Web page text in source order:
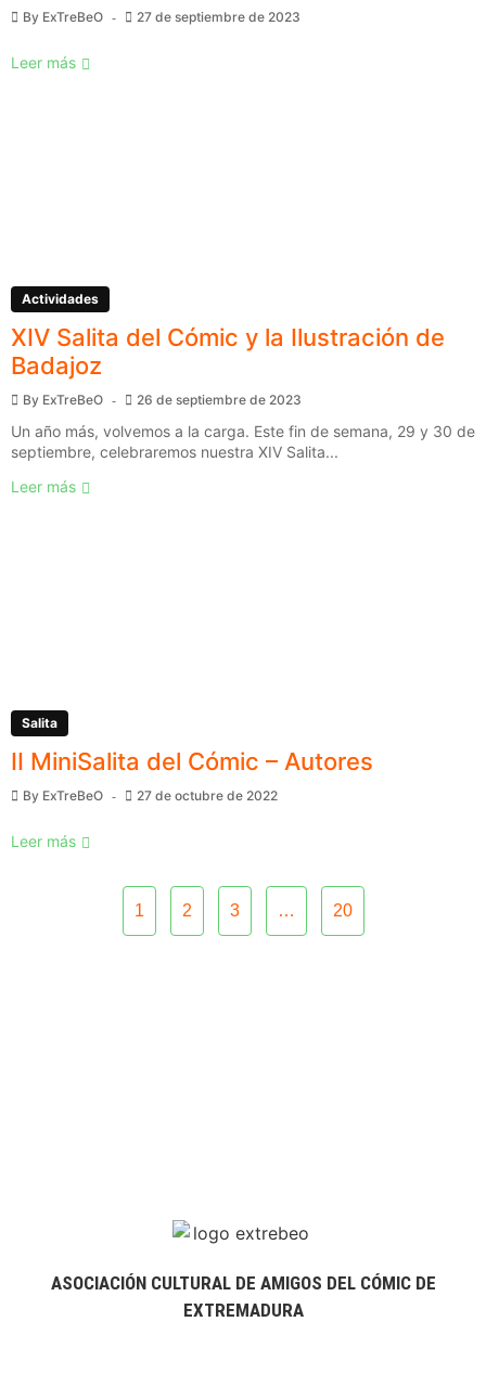
By ExTreBeO 27 de septiembre de 2023
Leer más
Actividades
XIV Salita del Cómic y la Ilustración de
Badajoz
By ExTreBeO 26 de septiembre de 2023
Un año más, volvemos a la carga. Este fin de semana, 29 y 30 de
septiembre, celebraremos nuestra XIV Salita...
Leer más
Salita
II MiniSalita del Cómic – Autores
By ExTreBeO 27 de octubre de 2022
Leer más
1 2 3 … 20
ASOCIACIÓN CULTURAL DE AMIGOS DEL CÓMIC DE
EXTREMADURA